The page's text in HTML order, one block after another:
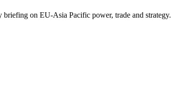
on EU-Asia Pacific power, trade and strategy.